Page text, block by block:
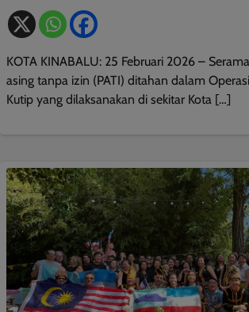
KOTA KINABALU: 25 Februari 2026 –
asing tanpa izin (PATI) ditahan dalam
Kutip yang dilaksanakan di sekitar Kota […]